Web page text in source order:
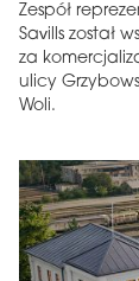
Zespół
Savills został
za
ulicy
Woli.